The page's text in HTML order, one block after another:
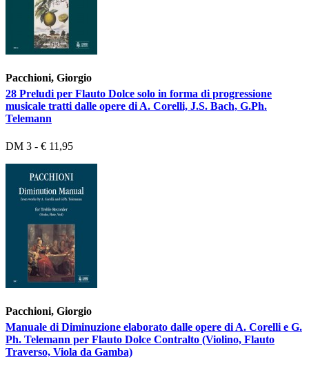
Pacchioni, Giorgio
28 Preludi per Flauto Dolce solo in forma di progressione
musicale tratti dalle opere di A. Corelli, J.S. Bach, G.Ph.
Telemann
DM 3 - € 11,95
Pacchioni, Giorgio
Manuale di Diminuzione elaborato dalle opere di A. Corelli e G.
Ph. Telemann per Flauto Dolce Contralto (Violino, Flauto
Traverso, Viola da Gamba)